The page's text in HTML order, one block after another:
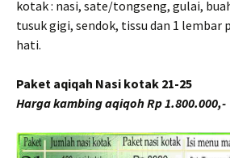
kotak : nasi, sate/tongseng, gulai,
tusuk gigi, sendok, tissu dan 1 lembar
hati.
Paket aqiqah Nasi kotak 21-25
Harga kambing aqiqoh Rp 1.800.000,-